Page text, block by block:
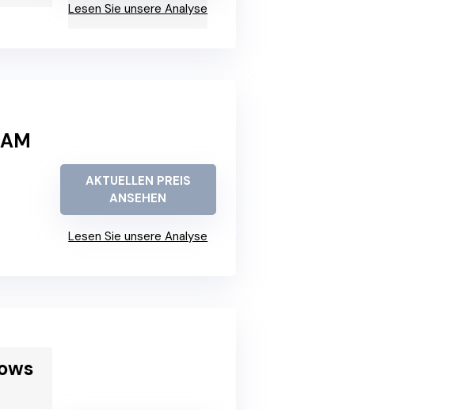
Lesen Sie unsere Analyse
AKTUELLEN PREIS
ANSEHEN
Lesen Sie unsere Analyse